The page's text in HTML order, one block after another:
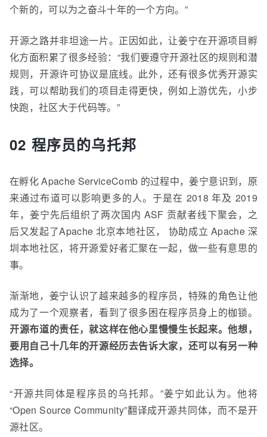
个新的，可以为之奋斗十年的一个方向。”
开源之路并非坦途一片。正因如此，让姜宁在开源项目孵
化方面积累了很多经验：“我们要遵守开源社区的规则和潜
规则，开源许可协议是底线。此外，还有很多优秀开源实
践，可以帮助我们的项目走得更快，例如上游优先，小步
快跑，社区大于代码等。”
02 程序员的乌托邦
在孵化Apache ServiceComb 的过程中，姜宁意识到，原
来通过布道可以影响更多的人。于是在 2018 年及 2019
年，姜宁先后组织了两次国内 ASF 贡献者线下聚会，之
后又发起了Apache 北京本地社区， 协助成立 Apache 深
圳本地社区，将开源爱好者汇聚在一起，做一些有意思的
事。
渐渐地，姜宁认识了越来越多的程序员，特殊的角色让他
成为了一个观察者，看到了很多困在程序员身上的枷锁。
开源布道的责任，就这样在他心里慢慢生长起来。他想，
要用自己十几年的开源经历去告诉大家，还可以有另一种
选择。
“开源共同体是程序员的乌托邦。”姜宁如此认为。他将
“Open Source Community”翻译成开源共同体，而不是开
源社区。